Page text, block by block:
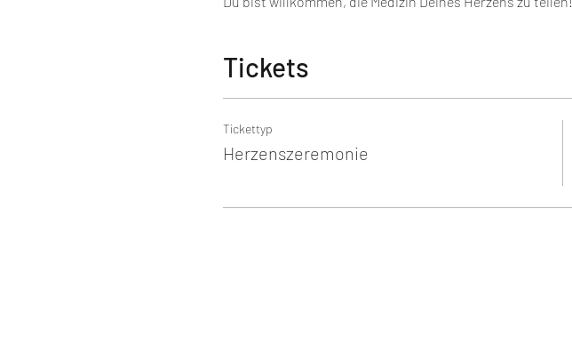
Tickets
Tickettyp
Herzenszeremonie